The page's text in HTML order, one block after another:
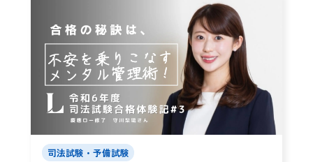
司法試験・予備試験